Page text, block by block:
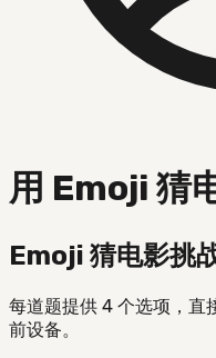
用 Emoji 猜
Emoji 猜电影挑
每道题提供 4 个选项，直
前设备。